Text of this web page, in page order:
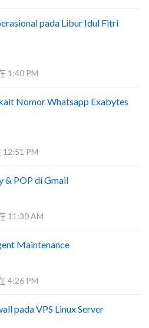
pada Libur Idul Fitri
1:40 PM
Nomor Whatsapp Exabytes
12:51 PM
& POP di Gmail
11:30 AM
Maintenance
4:26 PM
pada VPS Linux Server